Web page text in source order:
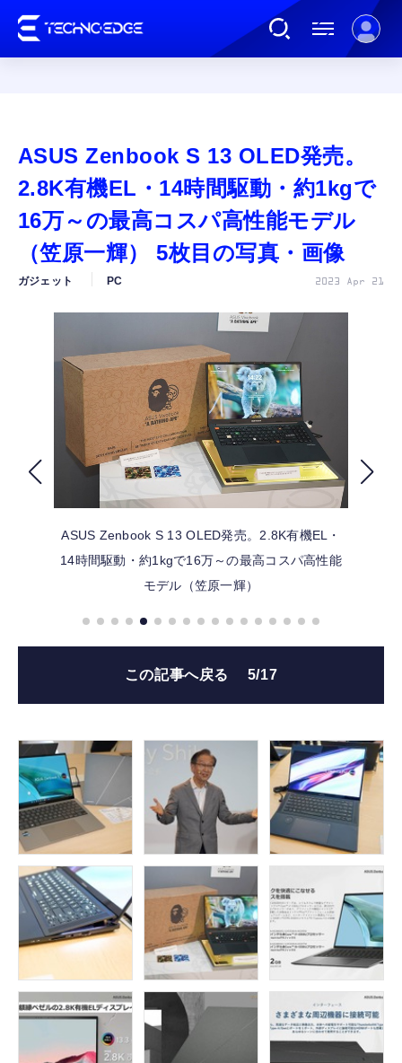
AI
ガジェット
カルチャー
公式ストア
FOLLOW US
ASUS Zenbook S 13 OLED発売。
2.8K有機EL・14時間駆動・約1kgで
16万～の最高コスパ高性能モデル
（笠原一輝） 5枚目の写真・画像
ガジェット PC 2023 Apr 21
ASUS Zenbook S 13 OLED発売。2.8K有機EL・
14時間駆動・約1kgで16万～の最高コスパ高性能
モデル（笠原一輝）
この記事へ戻る 5/17